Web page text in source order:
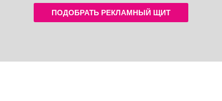
ПОДОБРАТЬ РЕКЛАМНЫЙ ЩИТ